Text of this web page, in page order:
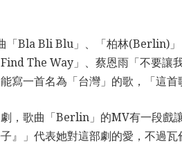
「Bla Bli Blu」、「柏林(Berlin)
The Way」、蔡恩雨「不要讓
寫一首名為「台灣」的歌，「這首
，歌曲「Berlin」的MV有一段戲
』」代表她對這部劇的愛，不過